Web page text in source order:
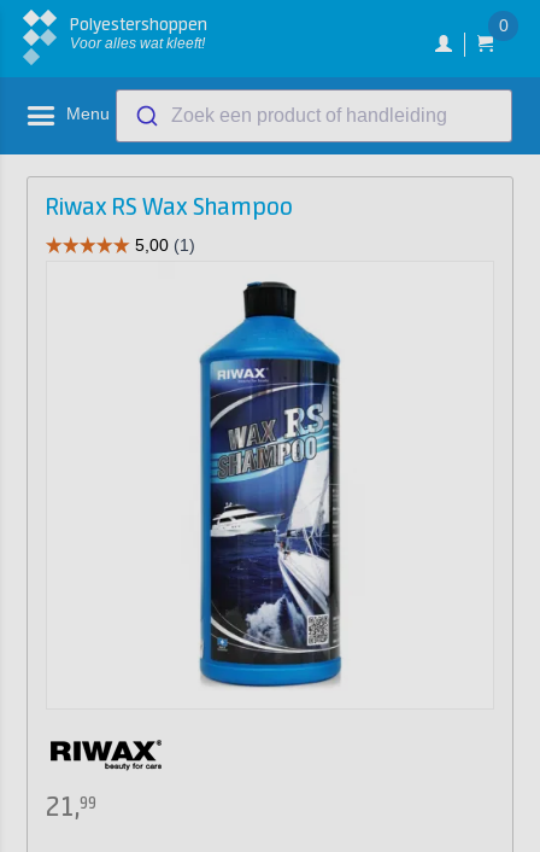
Polyestershoppen
Voor alles wat kleeft!
0
Menu Zoek een product of handleiding
Riwax RS Wax Shampoo
21,99